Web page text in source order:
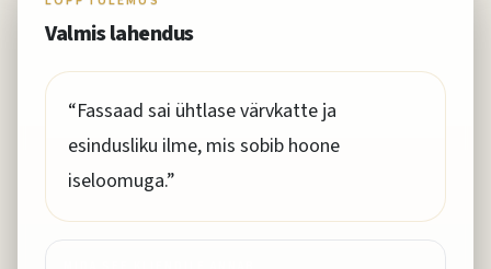
Valmis lahendus
“Fassaad sai ühtlase värvkatte ja
esindusliku ilme, mis sobib hoone
iseloomuga.”